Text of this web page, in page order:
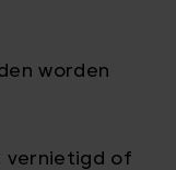
worden
vernietigd of